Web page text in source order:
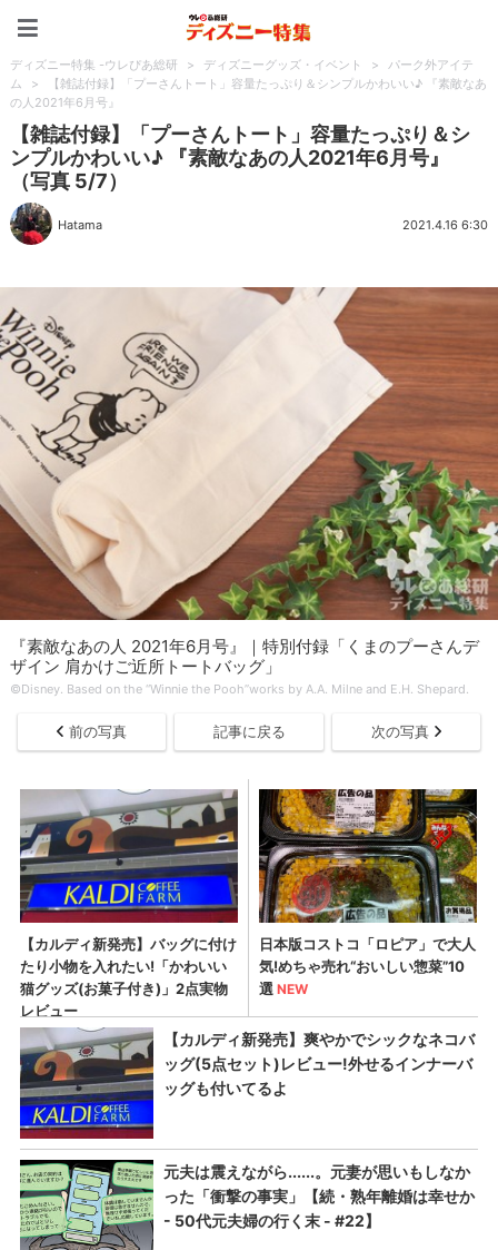
ディズニー特集 -ウレぴあ総研 > ディズニーグッズ・イベント >
パーク外アイテ
ム
>
【雑誌付録】「プーさんトート」容量たっぷり＆シンプルかわいい♪ 『素敵なあ
の人2021年6月号』
【雑誌付録】「プーさんトート」容量たっぷり＆シ
ンプルかわいい♪ 『素敵なあの人2021年6月号』
（写真 5/7）
Hatama 2021.4.16 6:30
『素敵なあの人 2021年6月号』｜特別付録「くまのプーさんデ
ザイン 肩かけご近所トートバッグ」
©Disney. Based on the “Winnie the Pooh”works by A.A. Milne and E.H. Shepard.
前の写真 記事に戻る 次の写真